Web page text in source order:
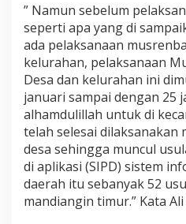
” Namun sebelum
seperti apa yang di
ada pelaksanaan
kelurahan, pelaksanaan
Desa dan kelurahan ini
januari sampai dengan 25
alhamdulillah untuk di
telah selesai
desa sehingga muncul
di aplikasi (SIPD) sistem
daerah itu sebanyak 52
mandiangin timur.” Kata